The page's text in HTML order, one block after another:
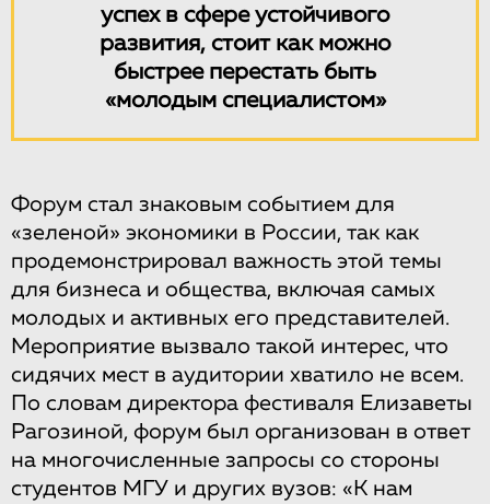
успех в сфере устойчивого
развития, стоит как можно
быстрее перестать быть
«молодым специалистом»
Форум стал знаковым событием для
«зеленой» экономики в России, так как
продемонстрировал важность этой темы
для бизнеса и общества, включая самых
молодых и активных его представителей.
Мероприятие вызвало такой интерес, что
сидячих мест в аудитории хватило не всем.
По словам директора фестиваля Елизаветы
Рагозиной, форум был организован в ответ
на многочисленные запросы со стороны
студентов МГУ и других вузов: «К нам